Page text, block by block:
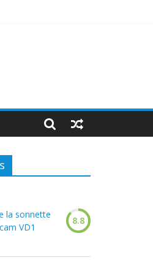
la sonnette
VD1
8.8